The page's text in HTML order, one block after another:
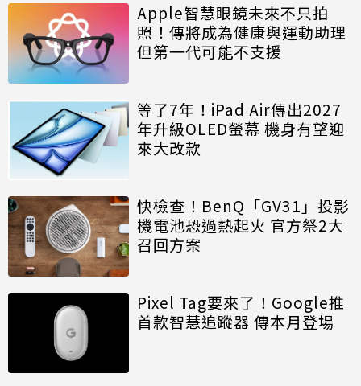
Apple智慧眼鏡未來不只拍
照！傳將成為健康與運動助理
但第一代可能不支援
等了7年！iPad Air傳出2027
年升級OLED螢幕 機身有望迎
來大改款
快檢查！BenQ「GV31」投影
機電池恐過熱起火 官方祭2大
召回方案
Pixel Tag要來了！Google推
首款智慧追蹤器 傳本月登場